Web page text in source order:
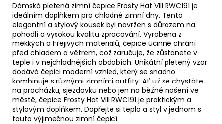
Dámská pletená zimní čepice Frosty Hat VIII RWC191 je
ideálním doplňkem pro chladné zimní dny. Tento
elegantní a stylový kousek byl navržen s důrazem na
pohodlí a vysokou kvalitu zpracování. Vyrobena z
měkkých a hřejivých materiálů, čepice účinně chrání
před chladem a větrem, což zaručuje, že zůstanete v
teple i v nejchladnějších obdobích. Unikátní pletený vzor
dodává čepici moderní vzhled, který se snadno
kombinuje s různými zimními outfity. Ať už se chystáte
na procházku, sjezdovku nebo jen na běžné nošení ve
městě, čepice Frosty Hat VIII RWC191 je praktickým a
stylovým doplňkem. Dopřejte si teplo a styl v jednom s
touto výjimečnou zimní čepicí.